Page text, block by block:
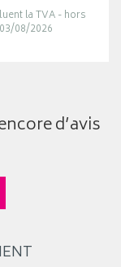
la TVA - hors
08/2026
d’avis